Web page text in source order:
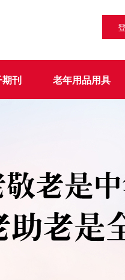
期刊 老年用品用具